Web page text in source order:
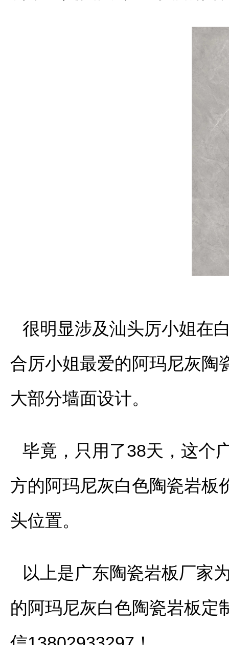
很明显涉及汕头厉小姐在
合厉小姐最爱的阿玛尼灰陶
大部分墙面设计。
毕竟，只用了38天，这个
方的阿玛尼灰白色陶瓷岩板
头位置。
以上是广东陶瓷岩板厂家
的阿玛尼灰白色陶瓷岩板定